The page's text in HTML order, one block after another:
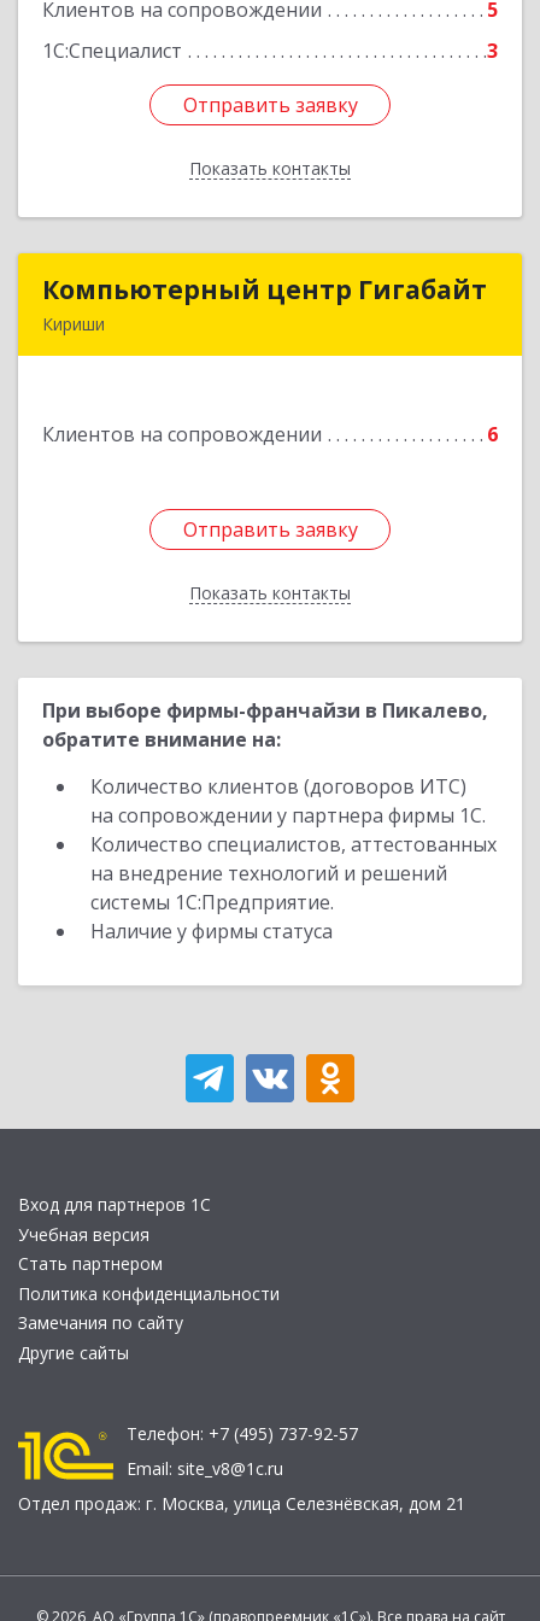
Клиентов на сопровождении
5
1С:Специалист
3
Отправить заявку
Показать контакты
Подробнее
Отправить заявку
Назад
Компьютерный центр Гигабайт
Кириши
Клиентов на сопровождении 6
Отправить заявку
Показать контакты
Компьютерный центр Гигабайт
Подробнее
Отправить заявку
Назад
При выборе фирмы-франчайзи в Пикалево,
обратите внимание на:
Количество клиентов (договоров ИТС)
на сопровождении у партнера фирмы 1С.
Количество специалистов, аттестованных
на внедрение технологий и решений
системы 1С:Предприятие.
Наличие у фирмы статуса
Вход для партнеров 1С
Учебная версия
Стать партнером
Политика конфиденциальности
Замечания по сайту
Другие сайты
Телефон: +7 (495) 737-92-57
Email: site_v8@1c.ru
Отдел продаж: г. Москва, улица Селезнёвская, дом 21